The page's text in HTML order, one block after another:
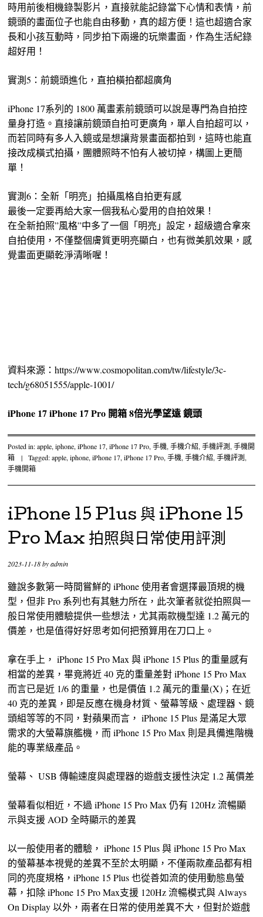
時用前後相機錄製影片，直接就能記錄當下心情和表情，前
鏡頭的畫面位子也能自由移動，真的超方便！這也超適合家
長和小孩互動時，同步拍下兩邊的玩樂畫面，作為生活紀錄
超好用！
實測5：前鏡頭進化，直拍橫拍都超廣角
iPhone 17系列的 1800 萬畫素前鏡頭可以說是專門為自拍控
量身打造。直接讓前鏡頭自拍可更廣角，單人自拍超可以，
而若同時有多人入鏡或是想讓背景畫面都拍到，這時也能直
接改成橫式拍攝，團體照時不怕有人被切掉，構圖上更簡
單！
實測6：全新「明亮」拍攝風格自拍更有感
最後一定要再給大家一個我私心愛用的自拍效果！
在全新拍照”風格”中多了一個「明亮」設定，超級適合拿來
自拍使用，不僅整個膚質更明亮顯白，也有微美肌效果，感
覺畫面更顯乾淨清晰喔！
資料來源：https://www.cosmopolitan.com/tw/lifestyle/3c-
tech/g68051555/apple-1001/
iPhone 17iPhone 17 Pro 開箱8倍光學望遠鏡頭
Posted in:apple,iphone,iPhone 17,iPhone 17 Pro,手機,手機介紹,手機評測,手機開
箱
| Tagged:apple,iphone,iPhone 17,iPhone 17 Pro,手機,手機介紹,手機評測,
手機開箱
iPhone 15 Plus 與 iPhone 15
Pro Max 拍照與日常使用評測
2023-11-18byadmin
雖說多數第一時間嘗鮮的 iPhone 使用者會選擇最頂規的機
型，但非 Pro 系列也有其魅力所在，此次筆者就從拍照與一
般日常使用體驗提供一些想法，尤其兩款機型達 1.2 萬元的
價差，也是值得好好思考如何把預算用在刀口上。
拿在手上， iPhone 15 Pro Max 與 iPhone 15 Plus 的重量感有
相當的差異，畢竟將近 40 克的重量差對 iPhone 15 Pro Max
而言已是近 1/6 的重量，也是價值 1.2 萬元的重量(X)；在近
40 克的差異，即是反應在機身材質、螢幕等級、處理器、鏡
頭組等等的不同，對蘋果而言， iPhone 15 Plus 是滿足大眾
需求的大螢幕旗艦機，而 iPhone 15 Pro Max 則是具備進階機
能的專業級產品。
螢幕、 USB 傳輸速度與處理器的遊戲支援性決定 1.2 萬價差
螢幕看似相近，不過 iPhone 15 Pro Max 仍有 120Hz 流暢顯
示與支援 AOD 全時顯示的差異
以一般使用者的體驗， iPhone 15 Plus 與 iPhone 15 Pro Max
的螢幕基本視覺的差異不至於太明顯，不僅兩款產品都有相
同的亮度規格，iPhone 15 Plus 也從善如流的使用動態島螢
幕，扣除 iPhone 15 Pro Max支援 120Hz 流暢模式與 Always
On Display 以外，兩者在日常的使用差異不大，但對於遊戲